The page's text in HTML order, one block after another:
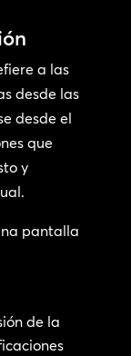
a las
desde las
desde el
que
y
pantalla
de la